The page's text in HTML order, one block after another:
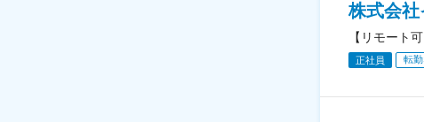
株式会
【リモート
正社員 転勤